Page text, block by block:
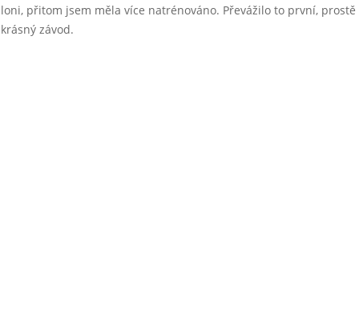
loni, přitom jsem měla více natrénováno. Převážilo to první, prostě
krásný závod.